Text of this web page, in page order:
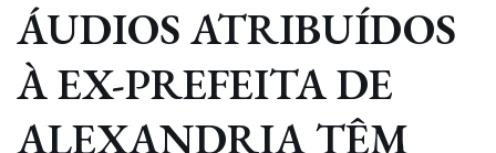
ÁUDIOS ATRIBUÍDOS
À EX-PREFEITA DE
ALEXANDRIA TÊM